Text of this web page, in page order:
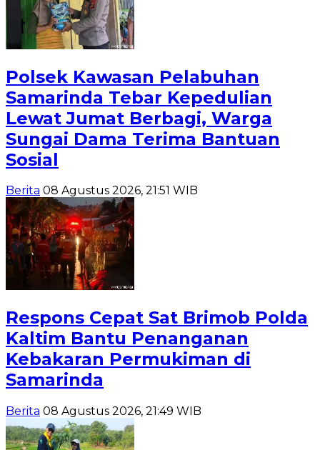
Polsek Kawasan Pelabuhan
Samarinda Tebar Kepedulian
Lewat Jumat Berbagi, Warga
Sungai Dama Terima Bantuan
Sosial
Berita 08 Agustus 2026, 21:51 WIB
Respons Cepat Sat Brimob Polda
Kaltim Bantu Penanganan
Kebakaran Permukiman di
Samarinda
Berita 08 Agustus 2026, 21:49 WIB